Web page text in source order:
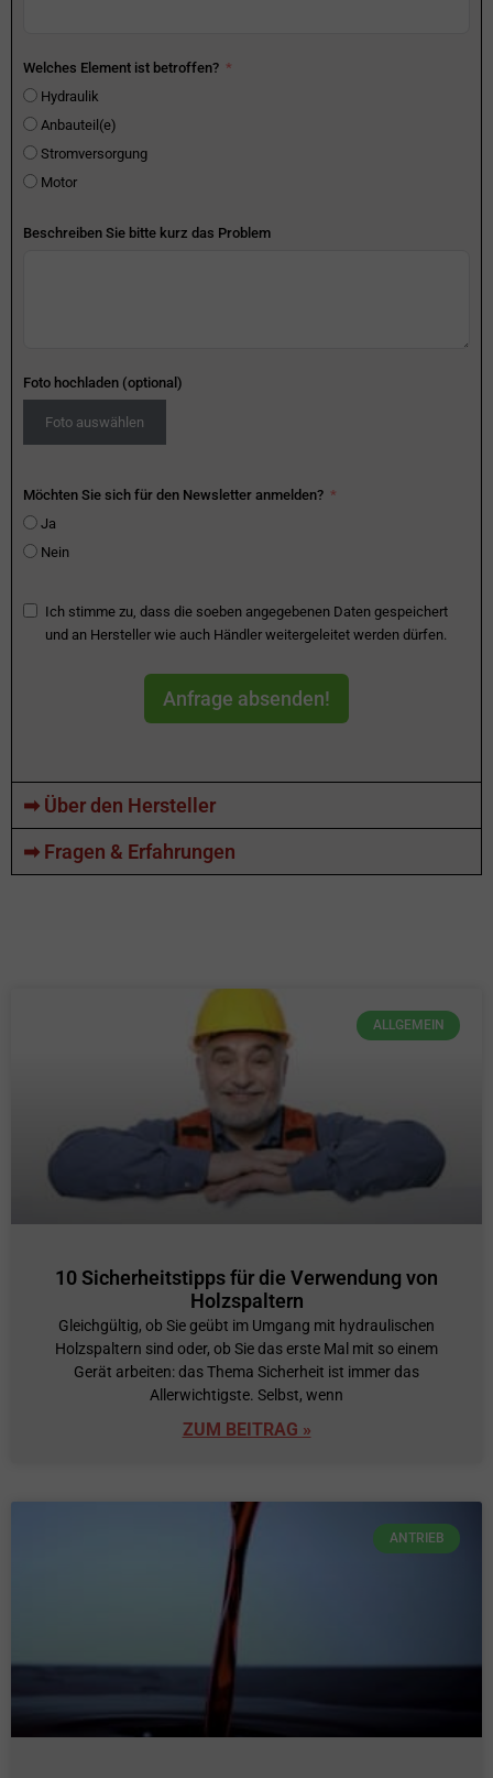
Welches Element ist betroffen?
Hydraulik
Anbauteil(e)
Stromversorgung
Motor
Beschreiben Sie bitte kurz das Problem
Foto hochladen (optional)
Foto auswählen
Möchten Sie sich für den Newsletter anmelden?
Ja
Nein
Ich stimme zu, dass die soeben angegebenen Daten gespeichert
und an Hersteller wie auch Händler weitergeleitet werden dürfen.
Anfrage absenden!
➡ Über den Hersteller
➡ Fragen & Erfahrungen
ALLGEMEIN
10 Sicherheitstipps für die Verwendung von
Holzspaltern
Gleichgültig, ob Sie geübt im Umgang mit hydraulischen
Holzspaltern sind oder, ob Sie das erste Mal mit so einem
Gerät arbeiten: das Thema Sicherheit ist immer das
Allerwichtigste. Selbst, wenn
ZUM BEITRAG »
ANTRIEB